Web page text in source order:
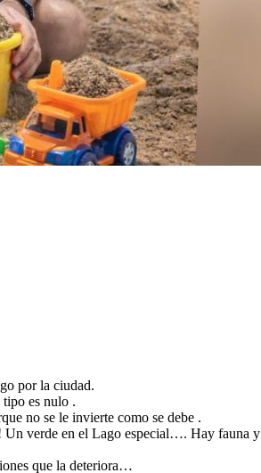
por la ciudad.
es nulo .
no se le invierte como se debe .
Un verde en el Lago especial…. Hay fauna y
que la deteriora…